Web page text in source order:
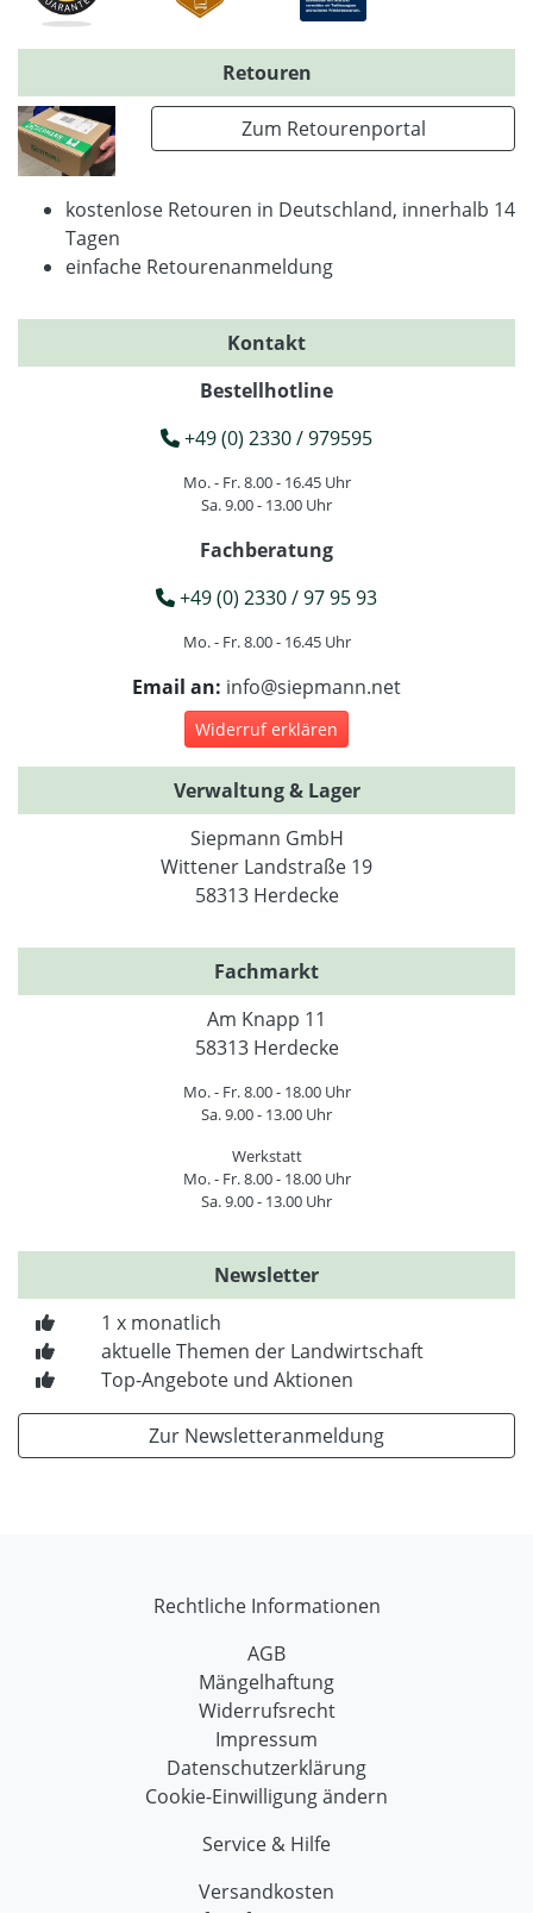
Retouren
Zum Retourenportal
kostenlose Retouren in Deutschland, innerhalb 14
Tagen
einfache Retourenanmeldung
Kontakt
Bestellhotline
+49 (0) 2330 / 979595
Mo. - Fr. 8.00 - 16.45 Uhr
Sa. 9.00 - 13.00 Uhr
Fachberatung
+49 (0) 2330 / 97 95 93
Mo. - Fr. 8.00 - 16.45 Uhr
Email an: info@siepmann.net
Widerruf erklären
Verwaltung & Lager
Siepmann GmbH
Wittener Landstraße 19
58313 Herdecke
Fachmarkt
Am Knapp 11
58313 Herdecke
Mo. - Fr. 8.00 - 18.00 Uhr
Sa. 9.00 - 13.00 Uhr
Werkstatt
Mo. - Fr. 8.00 - 18.00 Uhr
Sa. 9.00 - 13.00 Uhr
Newsletter
1 x monatlich
aktuelle Themen der Landwirtschaft
Top-Angebote und Aktionen
Zur Newsletteranmeldung
Rechtliche Informationen
AGB
Mängelhaftung
Widerrufsrecht
Impressum
Datenschutzerklärung
Cookie-Einwilligung ändern
Service & Hilfe
Versandkosten